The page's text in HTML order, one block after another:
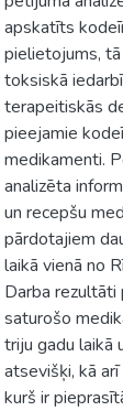
apskatīts
pielietojums, tā
toksiskā
terapeitiskās
pieejamie
medikamenti.
analizēta
un recepšu
pārdotajiem
laikā vienā no
Darba rezultāti
saturošo
triju gadu laikā
atsevišķi, kā
kurš ir